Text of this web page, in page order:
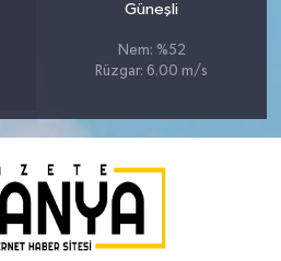
Güneşli
Nem: %52
Rüzgar: 6.00 m/s